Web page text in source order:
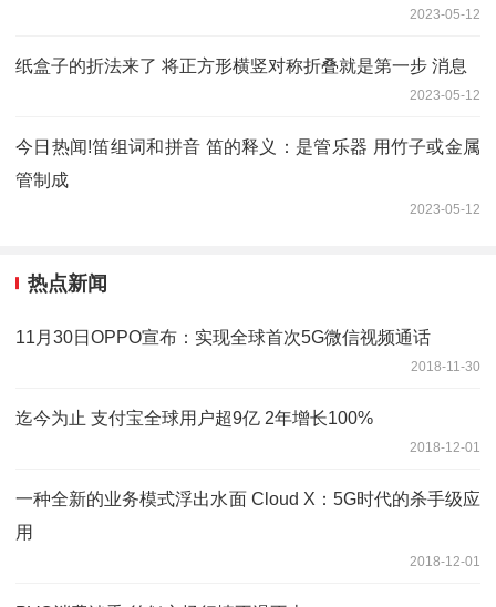
2023-05-12
纸盒子的折法来了 将正方形横竖对称折叠就是第一步 消息
2023-05-12
今日热闻!笛组词和拼音 笛的释义：是管乐器 用竹子或金属
管制成
2023-05-12
热点新闻
11月30日OPPO宣布：实现全球首次5G微信视频通话
2018-11-30
迄今为止 支付宝全球用户超9亿 2年增长100%
2018-12-01
一种全新的业务模式浮出水面 Cloud X：5G时代的杀手级应
用
2018-12-01